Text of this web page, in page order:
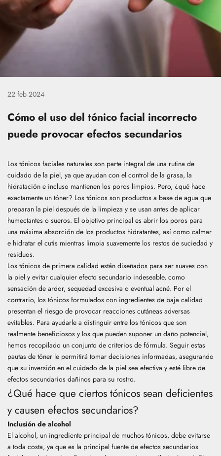
22 feb 2024
Cómo el uso del tónico facial incorrecto
puede provocar efectos secundarios
Los tónicos faciales naturales son parte integral de una rutina de
cuidado de la piel, ya que ayudan con el control de la grasa, la
hidratación e incluso mantienen los poros limpios. Pero, ¿qué hace
exactamente un tóner? Los tónicos son productos a base de agua que
preparan la piel después de la limpieza y se usan antes de aplicar
humectantes o sueros. El objetivo principal es abrir los poros para
una máxima absorción de los productos hidratantes, así como calmar
e hidratar el cutis mientras limpia suavemente los restos de suciedad y
residuos.
Los tónicos de primera calidad están diseñados para ser suaves con
la piel y evitar cualquier efecto secundario indeseable, como
sensación de ardor, sequedad excesiva o eventual acné. Por el
contrario, los tónicos formulados con ingredientes de baja calidad
presentan el riesgo de provocar reacciones cutáneas adversas
evitables. Para ayudarle a distinguir entre los tónicos que son
realmente beneficiosos y los que pueden suponer un daño potencial,
hemos recopilado un conjunto de criterios de fórmula. Seguir estas
pautas de tóner le permitirá tomar decisiones informadas, asegurando
que su inversión en el cuidado de la piel sea efectiva y esté libre de
efectos secundarios dañinos para su rostro.
¿Qué hace que ciertos tónicos sean deficientes
y causen efectos secundarios?
Inclusión de alcohol
El alcohol, un ingrediente principal de muchos tónicos, debe evitarse
a toda costa, ya que es la principal fuente de efectos secundarios